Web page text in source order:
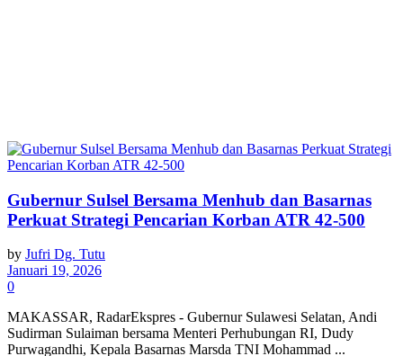
Gubernur Sulsel Bersama Menhub dan Basarnas
Perkuat Strategi Pencarian Korban ATR 42-500
by Jufri Dg. Tutu
Januari 19, 2026
0
MAKASSAR, RadarEkspres - Gubernur Sulawesi Selatan, Andi
Sudirman Sulaiman bersama Menteri Perhubungan RI, Dudy
Purwagandhi, Kepala Basarnas Marsda TNI Mohammad ...